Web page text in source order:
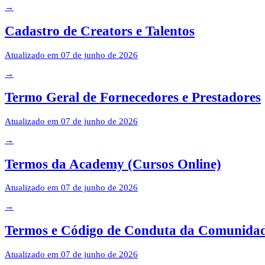
→
Cadastro de Creators e Talentos
Atualizado em 07 de junho de 2026
→
Termo Geral de Fornecedores e Prestadores
Atualizado em 07 de junho de 2026
→
Termos da Academy (Cursos Online)
Atualizado em 07 de junho de 2026
→
Termos e Código de Conduta da
Atualizado em 07 de junho de 2026